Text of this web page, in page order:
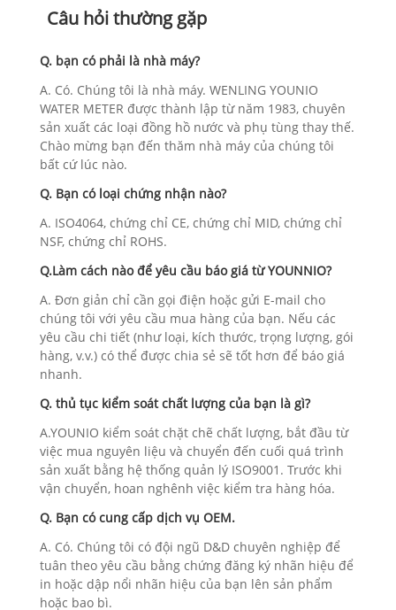
Câu hỏi thường gặp
Q. bạn có phải là nhà máy?
A. Có. Chúng tôi là nhà máy. WENLING YOUNIO
WATER METER được thành lập từ năm 1983, chuyên
sản xuất các loại đồng hồ nước và phụ tùng thay thế.
Chào mừng bạn đến thăm nhà máy của chúng tôi
bất cứ lúc nào.
Q. Bạn có loại chứng nhận nào?
A. ISO4064, chứng chỉ CE, chứng chỉ MID, chứng chỉ
NSF, chứng chỉ ROHS.
Q.Làm cách nào để yêu cầu báo giá từ YOUNNIO?
A. Đơn giản chỉ cần gọi điện hoặc gửi E-mail cho
chúng tôi với yêu cầu mua hàng của bạn. Nếu các
yêu cầu chi tiết (như loại, kích thước, trọng lượng, gói
hàng, v.v.) có thể được chia sẻ sẽ tốt hơn để báo giá
nhanh.
Q. thủ tục kiểm soát chất lượng của bạn là gì?
A.YOUNIO kiểm soát chặt chẽ chất lượng, bắt đầu từ
việc mua nguyên liệu và chuyển đến cuối quá trình
sản xuất bằng hệ thống quản lý ISO9001. Trước khi
vận chuyển, hoan nghênh việc kiểm tra hàng hóa.
Q. Bạn có cung cấp dịch vụ OEM.
A. Có. Chúng tôi có đội ngũ D&D chuyên nghiệp để
tuân theo yêu cầu bằng chứng đăng ký nhãn hiệu để
in hoặc dập nổi nhãn hiệu của bạn lên sản phẩm
hoặc bao bì.